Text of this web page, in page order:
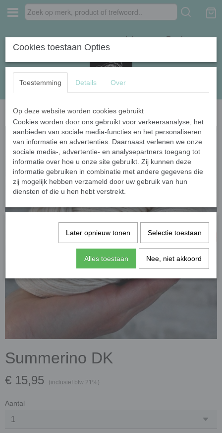
Inloggen Registreren
Home › Naturel garens › Summerino DK
Summerino DK
€ 15,95 (inclusief btw 21%)
Aantal
Cookies toestaan Opties
Toestemming Details Over
Op deze website worden cookies gebruikt
Cookies worden door ons gebruikt voor verkeersanalyse, het
aanbieden van sociale media-functies en het personaliseren
van informatie en advertenties. Daarnaast verlenen we onze
sociale media-, advertentie- en analysepartners toegang tot
informatie over hoe u onze site gebruikt. Zij kunnen deze
informatie gebruiken in combinatie met andere gegevens die
zij mogelijk hebben verzameld door uw gebruik van hun
diensten of die u hen hebt verstrekt.
Later opnieuw tonen Selectie toestaan
Alles toestaan Nee, niet akkoord